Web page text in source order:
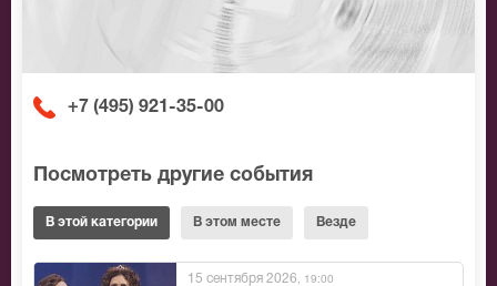
+7 (495) 921-35-00
Посмотреть другие события
В этой категории В этом месте Везде
15 сентября 2026 , 19:00